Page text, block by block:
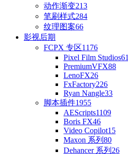
动作渐变213
笔刷样式284
纹理图案66
影视后期
FCPX 专区1176
Pixel Film Studios61
PremiumVFX88
LenoFX26
FxFactory226
Ryan Nangle33
脚本插件1955
AEScripts1109
Boris FX46
Video Copilot15
Maxon 系列 80
Dehancer 系列 26